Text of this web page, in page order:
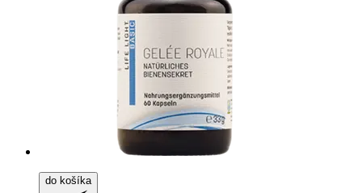
do košíka